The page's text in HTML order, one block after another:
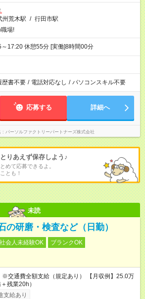
州荒木駅 / 行田市駅
場!
～17:20 休憩55分 [実働]8時間00分
歴書不要 / 電話対応なし / パソコンスキル不要
応募する 詳細へ
パーソルファクトリーパートナーズ株式会社
りあえず保存しよう♪
めて応募できるよ。
とも！
未読
の研磨・検査など（日勤）
社会人未経験OK
ブランクOK
交通費全額支給（規定あり） 【月収例】25.0万
残業20h）
支給あり